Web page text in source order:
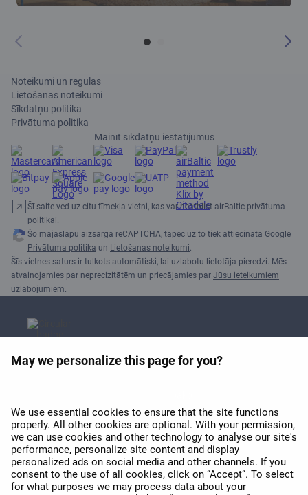
May we personalize this page for you?
We use essential cookies to ensure that the site functions
properly. All other cookies are optional. With your permission,
we can use cookies and other technology to analyse our site's
performance, personalize site content and display
personalized ads on social media and other channels. If you
consent to the use of all cookies, click on “Accept”. To select
for what purposes we may process data about your
Noteikumi un regulas
Lietošanas noteikumi
Sīkdatņu politika
Privātuma politika
Mainīt sīkdatņu iestatījumus
Šī saite ved uz citu tīmekļa vietni, kas var neatbilst airBaltic privātuma
politikai.
Šo mājaslapu aizsargā reCAPTCHA, tāpēc uz to tiek attiecināta Google
Privātuma politika un Lietošanas noteikumi.
Šīs vietnes saturs ir tulkots automātiski, lai uzlabotu lietotāja pieredzi. Mēs
atvainojamies par neprecizitātēm un priecājamies par Jūsu ieteikumiem
uzlabojumiem.
Wi-Fi Eiropā